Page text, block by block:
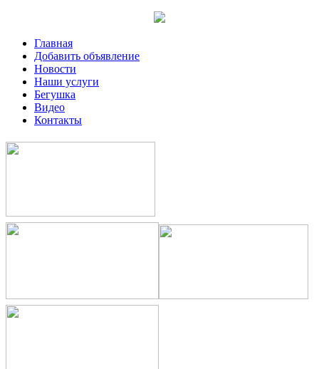
Главная
Добавить объявление
Новости
Наши услуги
Бегушка
Видео
Контакты